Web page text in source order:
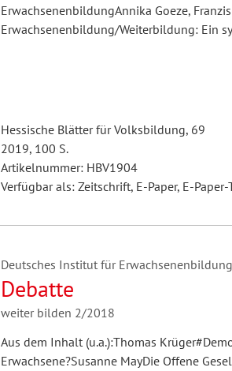
ErwachsenenbildungAnnika Goeze,
Erwachsenenbildung/Weiterbildung: Ein
Hessische Blätter für Volksbildung, 69
2019, 100 S.
Artikelnummer: HBV1904
Verfügbar als: Zeitschrift, E-Paper, E-
Deutsches Institut für Erwachsenenbildung
Debatte
weiter bilden 2/2018
Aus dem Inhalt (u.a.):Thomas
Erwachsene?Susanne MayDie Offene